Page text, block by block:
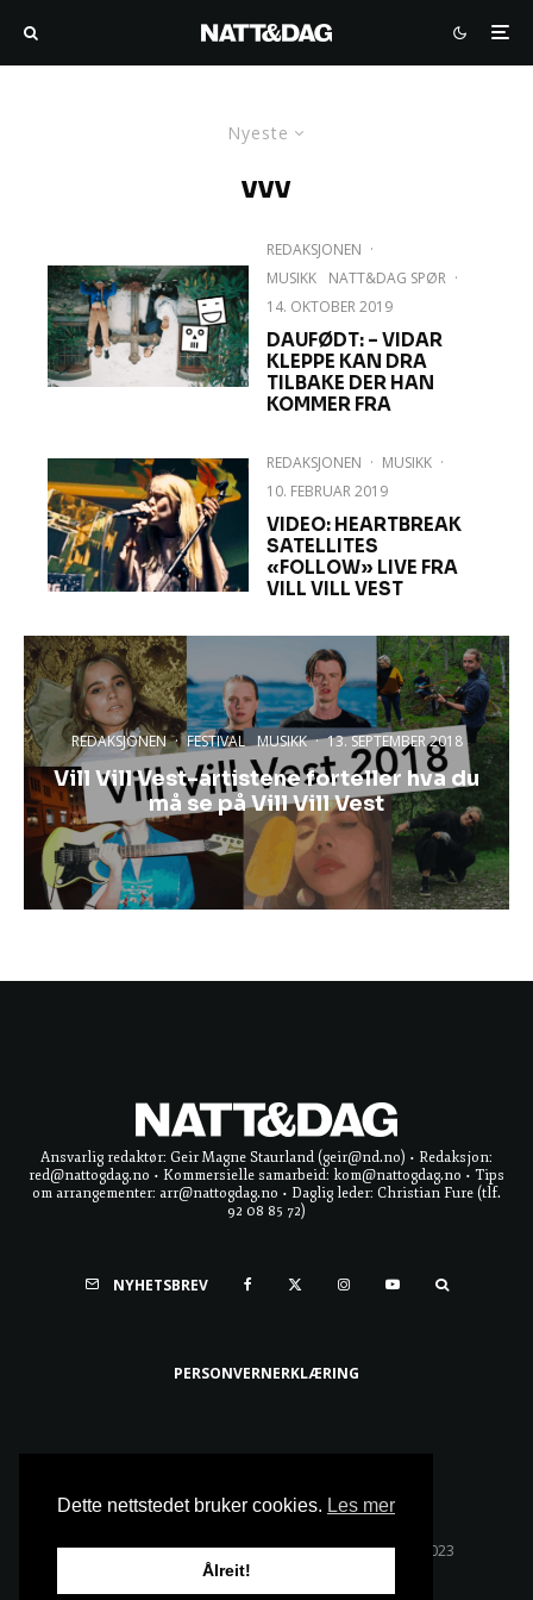
Nyeste
vvv
REDAKSJONEN ·
MUSIKK
NATT&DAG SPØR ·
14. OKTOBER 2019
DAUFØDT: – VIDAR
KLEPPE KAN DRA
TILBAKE DER HAN
KOMMER FRA
REDAKSJONEN · MUSIKK ·
10. FEBRUAR 2019
VIDEO: HEARTBREAK
SATELLITES
«FOLLOW» LIVE FRA
VILL VILL VEST
REDAKSJONEN · FESTIVAL MUSIKK · 13. SEPTEMBER 2018
Vill Vill Vest-artistene forteller hva du
må se på Vill Vill Vest
Ansvarlig redaktør: Geir Magne Staurland (geir@nd.no) • Redaksjon:
red@nattogdag.no • Kommersielle samarbeid: kom@nattogdag.no • Tips
om arrangementer: arr@nattogdag.no • Daglig leder: Christian Fure (tlf.
92 08 85 72)
NYHETSBREV
PERSONVERNERKLÆRING
Alle rettigheter reservert • Copyright © Natt & Dag 2023
Dette nettstedet bruker cookies. Les mer
Ålreit!